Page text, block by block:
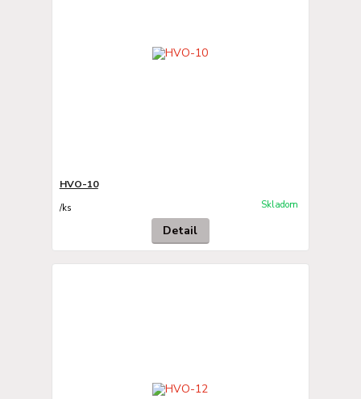
HVO-10
/ks Skladom
Detail